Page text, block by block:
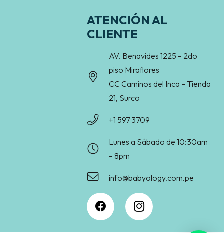
ATENCIÓN AL
CLIENTE
AV. Benavides 1225 – 2do
piso Miraflores
CC Caminos del Inca – Tienda
21, Surco
+1 597 3709
Lunes a Sábado de 10:30am
– 8pm
info@babyology.com.pe